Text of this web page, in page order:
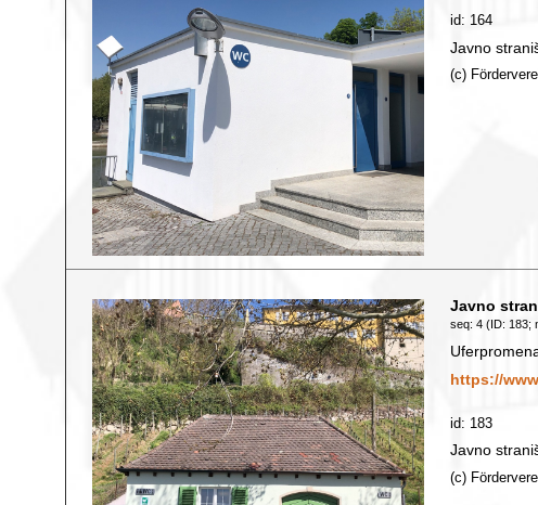
id: 164
Javno
(c)
Javno
seq: 4 (ID: 183;
https://
id: 183
Javno
(c)